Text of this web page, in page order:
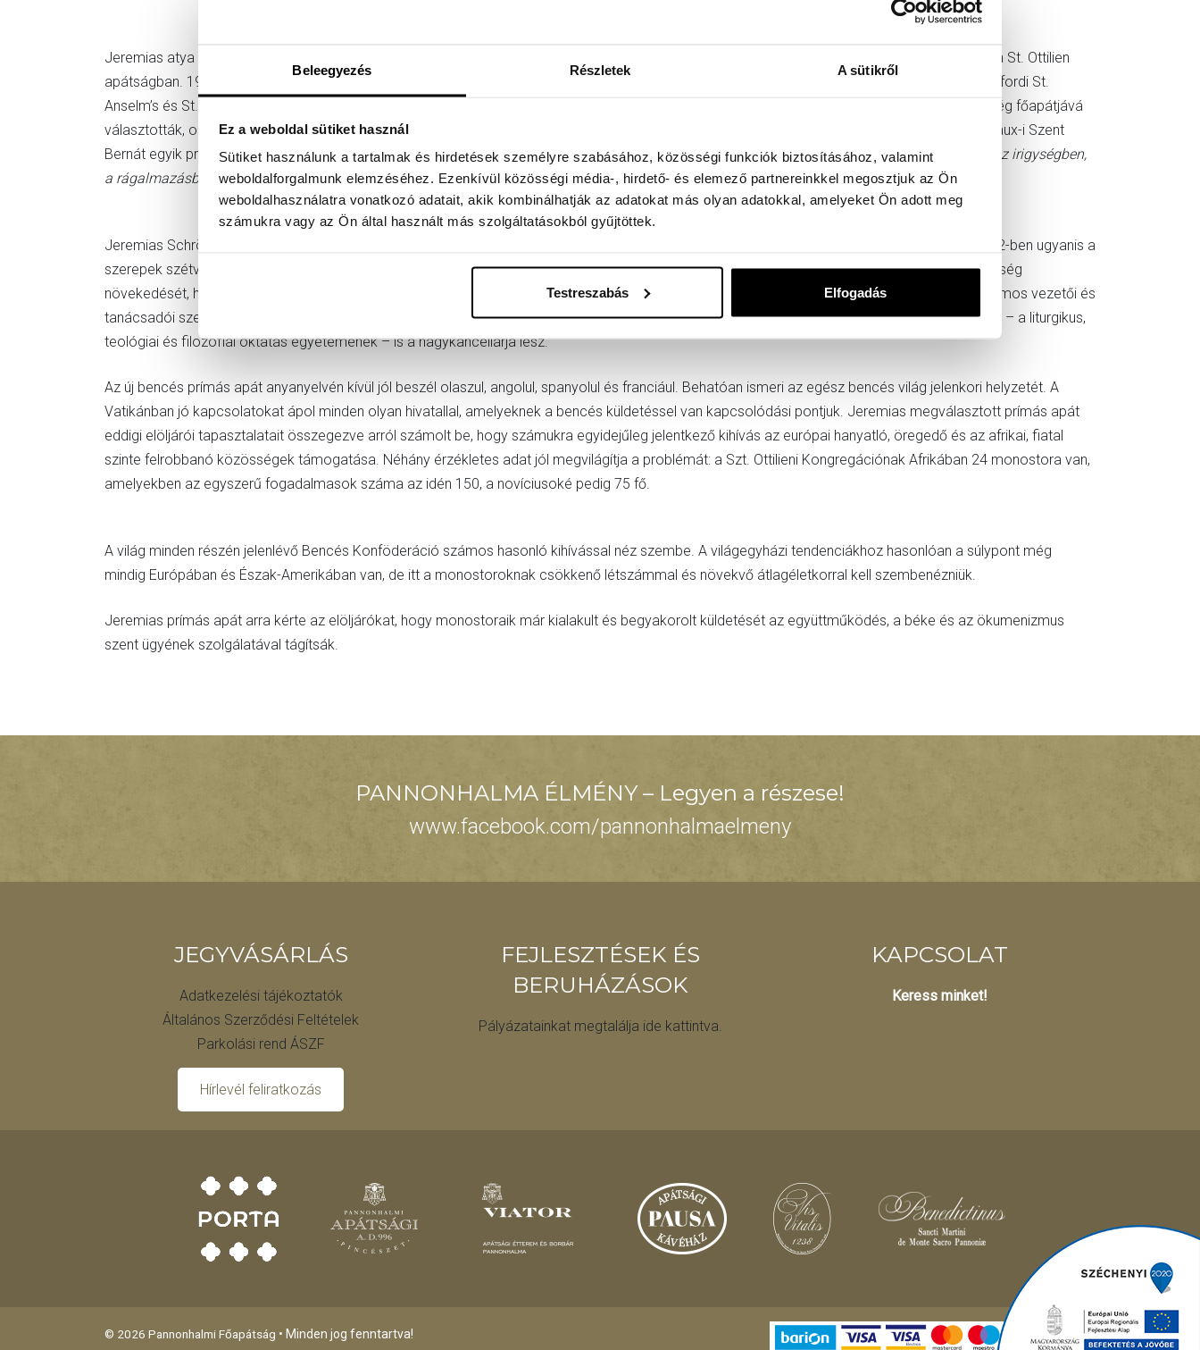
Beleegyezés Részletek A sütikről
Ez a weboldal sütiket használ
Sütiket használunk a tartalmak és hirdetések személyre szabásához, közösségi funkciók biztosításához, valamint
weboldalforgalmunk elemzéséhez. Ezenkívül közösségi média-, hirdető- és elemező partnereinkkel megosztjuk az Ön
weboldalhasználatra vonatkozó adatait, akik kombinálhatják az adatokat más olyan adatokkal, amelyeket Ön adott meg
számukra vagy az Ön által használt más szolgáltatásokból gyűjtöttek.
Testreszabás Elfogadás
Jeremias atya 1964-ben született a bajorországi Bad Wörishofenben. A maristák gimnáziumában érettségizett. 1984-ben kezdte a noviciátust a St. Ottilien
apátságban. 1985 és 1990 között Rómában filozófiát és teológiát tanult. 1990 és 1994 között filozófiát, teológiát, történelmet hallgatott az oxfordi St.
Anselm’s és St. Benet’s Hall-ban. Pappá szentelése után, 1994-től Notker Wolf főapát titkára St. Ottilienben. 2000 októberében az ottani közösség főapátjává
választották, október 28-án Viktor Dammertz benedikálta. Címerének jelmondata: „Respice stellam – Nézz a csillagra”, amely egy részlet Clairvaux-i Szent
Bernát egyik prédikációjából, amelyben az Istenszülőt dicsőíti („Ha fennáll a veszély, hogy elsüllyedsz a büszkeség hullámain, a becsvágyban, az irigységben,
a rágalmazásban: nézz a csillagra, hívd segítségül Máriát!”).
Jeremias Schröder főapátként a St. Ottilieni Kongregáció prézes-apátja is volt, 2012 óta pedig a Kongregáció függetlenített prézes-apátja. 2012-ben ugyanis a
szerepek szétválasztása után ő lett az első elnök-apát, aki pályafutása alatt felügyelte és követte az összes hozzájuk tartozó szerzetesi közösség
növekedését, hanyatlását és választásait. Jelenleg az ausztriai St. Georgenbergben lakik, és aktívan részt vesz a globális szerzetességben, számos vezetői és
tanácsadói szerepet töltött be, többek között az prímás apát vikáriusaként. Jeremiás atya a római Sant’Anselmo pápai bencés Athenaeum-nak – a liturgikus,
teológiai és filozófiai oktatás egyetemének – is a nagykancellárja lesz.
Az új bencés prímás apát anyanyelvén kívül jól beszél olaszul, angolul, spanyolul és franciául. Behatóan ismeri az egész bencés világ jelenkori helyzetét. A
Vatikánban jó kapcsolatokat ápol minden olyan hivatallal, amelyeknek a bencés küldetéssel van kapcsolódási pontjuk. Jeremias megválasztott prímás apát
eddigi elöljárói tapasztalatait összegezve arról számolt be, hogy számukra egyidejűleg jelentkező kihívás az európai hanyatló, öregedő és az afrikai, fiatal
szinte felrobbanó közösségek támogatása. Néhány érzékletes adat jól megvilágítja a problémát: a Szt. Ottilieni Kongregációnak Afrikában 24 monostora van,
amelyekben az egyszerű fogadalmasok száma az idén 150, a novíciusoké pedig 75 fő.
A világ minden részén jelenlévő Bencés Konföderáció számos hasonló kihívással néz szembe. A világegyházi tendenciákhoz hasonlóan a súlypont még
mindig Európában és Észak-Amerikában van, de itt a monostoroknak csökkenő létszámmal és növekvő átlagéletkorral kell szembenézniük.
Jeremias prímás apát arra kérte az elöljárókat, hogy monostoraik már kialakult és begyakorolt küldetését az együttműködés, a béke és az ökumenizmus
szent ügyének szolgálatával tágítsák.
PANNONHALMA ÉLMÉNY – Legyen a részese!
www.facebook.com/pannonhalmaelmeny
JEGYVÁSÁRLÁS
Adatkezelési tájékoztatók
Általános Szerződési Feltételek
Parkolási rend ÁSZF
Hírlevél feliratkozás
FEJLESZTÉSEK ÉS
BERUHÁZÁSOK
Pályázatainkat megtalálja ide kattintva.
KAPCSOLAT
Keress minket!
© 2026 Pannonhalmi Főapátság • Minden jog fenntartva! Different